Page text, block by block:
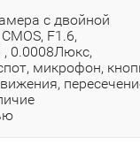
с двойной
F1.6,
, 0.0008Люкс,
микрофон,